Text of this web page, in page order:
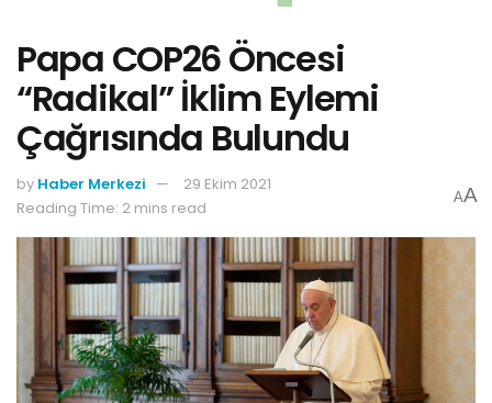
Papa COP​26 Öncesi
“Radikal” İklim Eylemi
Çağrısında Bulundu
by Haber Merkezi
29 Ekim 2021
Reading Time: 2 mins read
AA